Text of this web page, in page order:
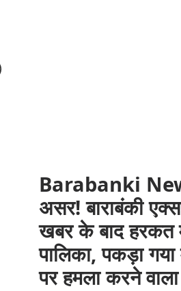
Barabanki
असर! बाराबंकी
खबर के बाद
पालिका, पकड़ा गया
पर हमला करने